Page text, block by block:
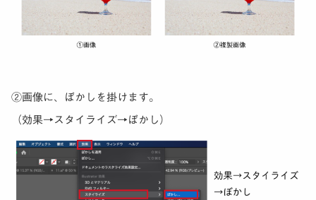
②画像に、ぼかしを掛けます。
（効果→スタイライズ→ぼかし）